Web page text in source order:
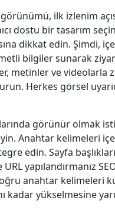
ilk izlenim
dostu bir tasarım
dikkat edin. Şimdi,
bilgiler sunarak
metinler ve videolarla
Herkes görsel
görünür olmak
Anahtar kelimeleri
edin. Sayfa
yapılandırmanız
anahtar kelimeleri
kadar yükselmesine